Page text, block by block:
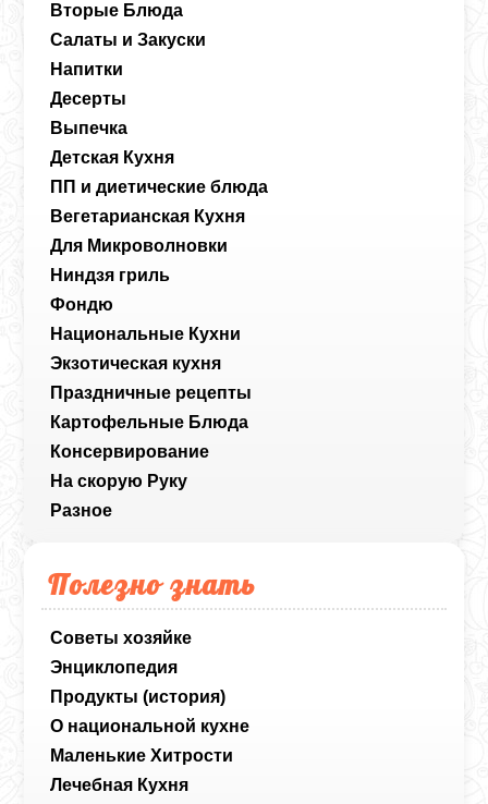
Вторые Блюда
Салаты и Закуски
Напитки
Десерты
Выпечка
Детская Кухня
ПП и диетические блюда
Вегетарианская Кухня
Для Микроволновки
Ниндзя гриль
Фондю
Национальные Кухни
Экзотическая кухня
Праздничные рецепты
Картофельные Блюда
Консервирование
На скорую Руку
Разное
Полезно знать
Советы хозяйке
Энциклопедия
Продукты (история)
О национальной кухне
Маленькие Хитрости
Лечебная Кухня